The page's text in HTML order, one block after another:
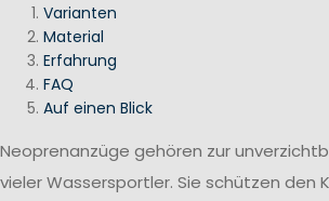
Varianten
Material
Erfahrung
FAQ
Auf einen Blick
Neoprenanzüge gehören zur
vieler Wassersportler. Sie schützen den